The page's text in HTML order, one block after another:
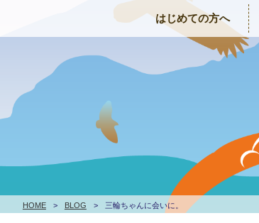
はじめての方へ
HOME > BLOG > 三輪ちゃんに会いに。